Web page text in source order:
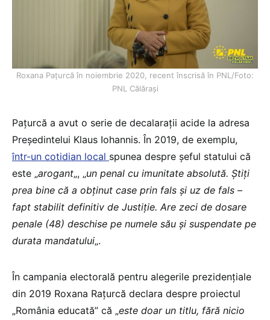
Roxana Pațurcă în noiembrie 2020, recent înscrisă în PNL/Foto:
PNL Călărași
Pațurcă a avut o serie de decalarații acide la adresa
Președintelui Klaus Iohannis. În 2019, de exemplu,
într-un cotidian local spunea despre șeful statului că
este „arogant„, „un penal cu imunitate absolută. Ştiţi
prea bine că a obţinut case prin fals şi uz de fals –
fapt stabilit definitiv de Justiţie. Are zeci de dosare
penale (48) deschise pe numele său şi suspendate pe
durata mandatului„.
În campania electorală pentru alegerile prezidențiale
din 2019 Roxana Rațurcă declara despre proiectul
„România educată” că „este doar un titlu, fără nicio